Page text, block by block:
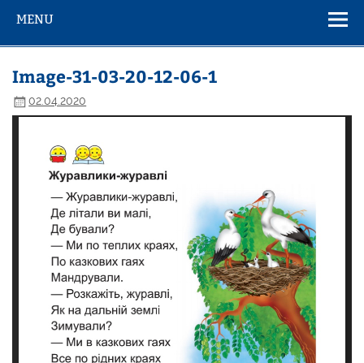
MENU
Image-31-03-20-12-06-1
02.04.2020